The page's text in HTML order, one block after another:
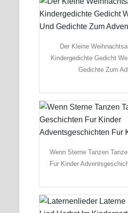
Der Kleine
Kindergedichte Gedicht
Gedichte Zum
Wenn Sterne Tanzen
Fur Kinder